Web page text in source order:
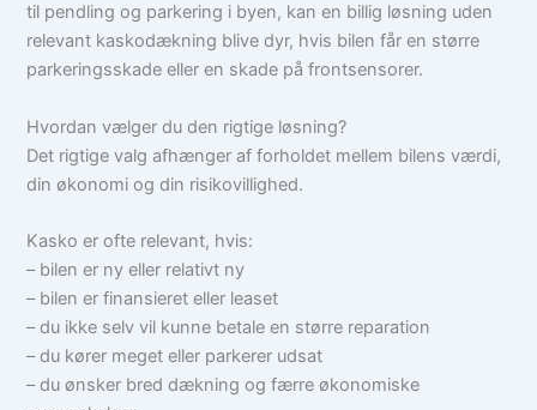
til pendling og parkering i byen, kan en billig løsning uden
relevant kaskodækning blive dyr, hvis bilen får en større
parkeringsskade eller en skade på frontsensorer.
Hvordan vælger du den rigtige løsning?
Det rigtige valg afhænger af forholdet mellem bilens værdi,
din økonomi og din risikovillighed.
Kasko er ofte relevant, hvis:
– bilen er ny eller relativt ny
– bilen er finansieret eller leaset
– du ikke selv vil kunne betale en større reparation
– du kører meget eller parkerer udsat
– du ønsker bred dækning og færre økonomiske